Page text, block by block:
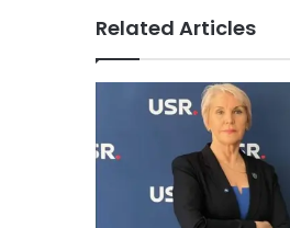
Related Articles